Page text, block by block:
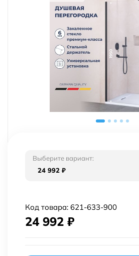
Выберите вариант:
24 992 ₽
Код товара: 621-633-900
24 992 ₽